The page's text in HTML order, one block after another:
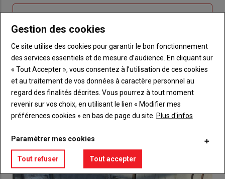
titre
TITRE CRÉEZ UN COMPTE
BodyChoisissez votre formule et créez votre
compte pour accéder à tout {nom-site}.
Lien Créez un compte
Gestion des cookies
Ce site utilise des cookies pour garantir le bon fonctionnement
des services essentiels et de mesure d’audience. En cliquant sur
« Tout Accepter », vous consentez à l’utilisation de ces cookies
et au traitement de vos données à caractère personnel au
regard des finalités décrites. Vous pourrez à tout moment
revenir sur vos choix, en utilisant le lien « Modifier mes
préférences cookies » en bas de page du site. Plus d'infos
Paramétrer mes cookies
Tout refuser Tout accepter